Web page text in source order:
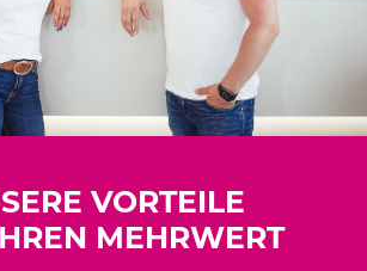
VORTEILE
MEHRWERT